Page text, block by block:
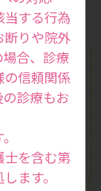
する行為
りや院外
合、診療
信頼関係
診療もお
を含む第
ます。
ています。
ク